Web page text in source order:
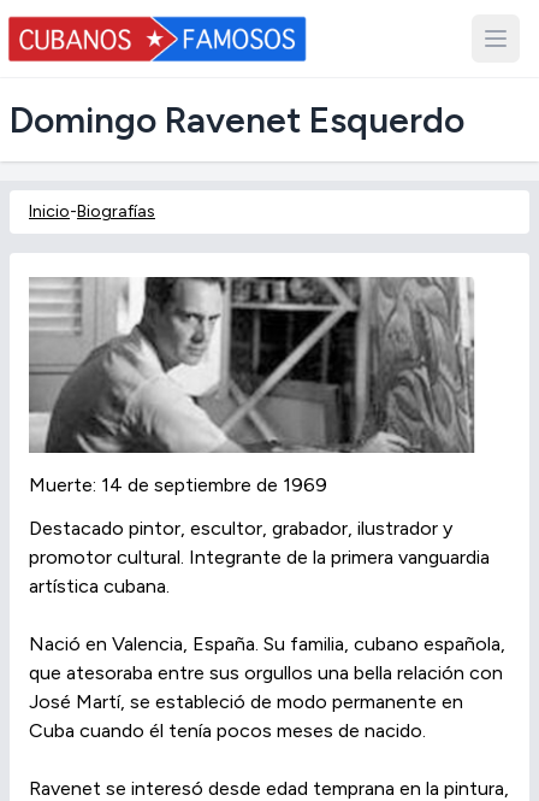
Domingo Ravenet Esquerdo
Inicio-Biografías
Muerte: 14 de septiembre de 1969
Destacado pintor, escultor, grabador, ilustrador y
promotor cultural. Integrante de la primera vanguardia
artística cubana.
Nació en Valencia, España. Su familia, cubano española,
que atesoraba entre sus orgullos una bella relación con
José Martí, se estableció de modo permanente en
Cuba cuando él tenía pocos meses de nacido.
Ravenet se interesó desde edad temprana en la pintura,